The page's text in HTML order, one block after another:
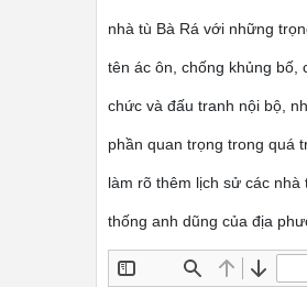
nhà tù Bà Rá với những
tên ác ôn, chống khủng
chức và đấu tranh nội bộ,
phần quan trọng trong quá
làm rõ thêm lịch sử các
thống anh dũng của địa